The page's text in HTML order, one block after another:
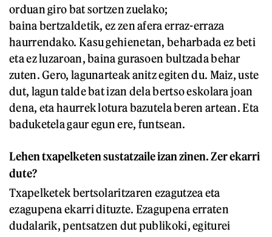
orduan giro bat sortzen zuelako;
baina bertzaldetik, ez zen afera erraz-erraza
haurrendako. Kasu gehienetan, beharbada ez beti
eta ez luzaroan, baina gurasoen bultzada behar
zuten. Gero, lagunarteak anitz egiten du. Maiz, uste
dut, lagun talde bat izan dela bertso eskolara joan
dena, eta haurrek lotura bazutela beren artean. Eta
baduketela gaur egun ere, funtsean.
Lehen txapelketen sustatzaile izan zinen. Zer ekarri
dute?
Txapelketek bertsolaritzaren ezagutzea eta
ezagupena ekarri dituzte. Ezagupena erraten
dudalarik, pentsatzen dut publikoki, egiturei